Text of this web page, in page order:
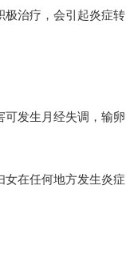
极治疗，会引起炎症转
发生月经失调，输卵
在任何地方发生炎症